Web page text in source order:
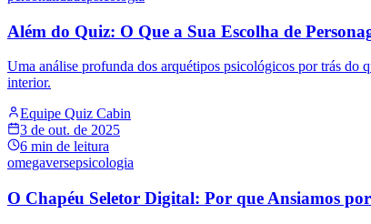
Além do Quiz: O Que a Sua Escolha de
Uma análise profunda dos arquétipos psicológicos por trás
interior.
Equipe Quiz Cabin
3 de out. de 2025
6 min de leitura
omegaversepsicologia
O Chapéu Seletor Digital: Por que Ansiamos